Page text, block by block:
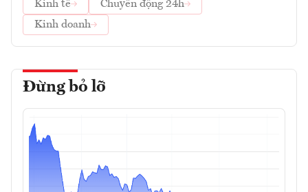
Kinh tế
Chuyển động 24h
Kinh doanh
Đừng bỏ lỡ